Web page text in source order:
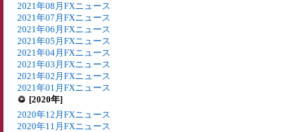
2021年08月FXニュース
2021年07月FXニュース
2021年06月FXニュース
2021年05月FXニュース
2021年04月FXニュース
2021年03月FXニュース
2021年02月FXニュース
2021年01月FXニュース
[2020年]
2020年12月FXニュース
2020年11月FXニュース